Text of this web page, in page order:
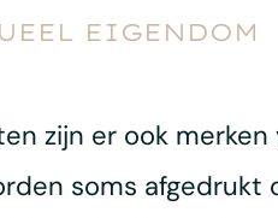
EIGENDOM
zijn er ook
soms afgedrukt